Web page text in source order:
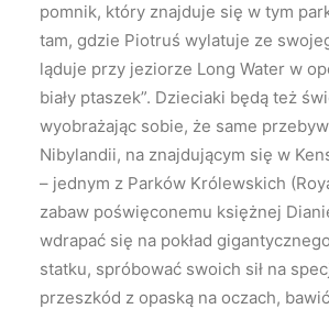
pomnik, który znajduje się w tym
tam, gdzie Piotruś wylatuje ze
ląduje przy jeziorze Long Water w
biały ptaszek”. Dzieciaki będą też
wyobrażając sobie, że same
Nibylandii, na znajdującym się w
– jednym z Parków Królewskich
zabaw poświęconemu księżnej
wdrapać się na pokład
statku, spróbować swoich sił na
przeszkód z opaską na oczach,